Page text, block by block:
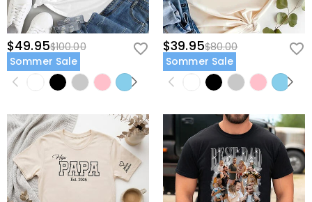
$49.95$100.00
Sommer Sale
$39.95$80.00
Sommer Sale